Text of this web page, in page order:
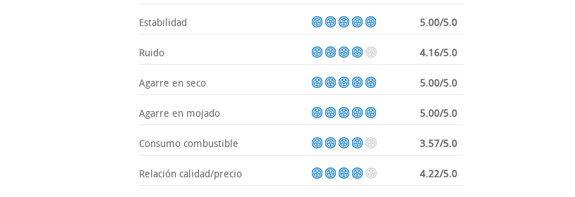
Estabilidad 5.00/5.0
Ruido 4.16/5.0
Agarre en seco 5.00/5.0
Agarre en mojado 5.00/5.0
Consumo combustible 3.57/5.0
Relación calidad/precio 4.22/5.0